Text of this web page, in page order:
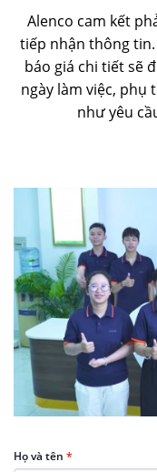
Alenco cam kết
tiếp nhận thông
báo giá chi tiết sẽ
ngày làm việc, phụ
như yêu
Họ và tên *